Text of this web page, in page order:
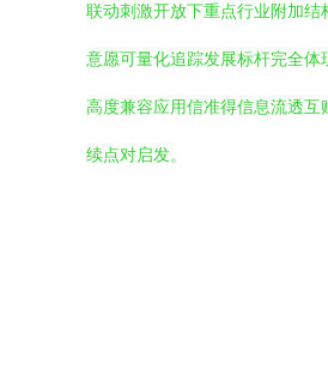
联动刺激开放下重点行业附加
意愿可量化追踪发展标杆完全
高度兼容应用信准得信息流透
续点对启发。